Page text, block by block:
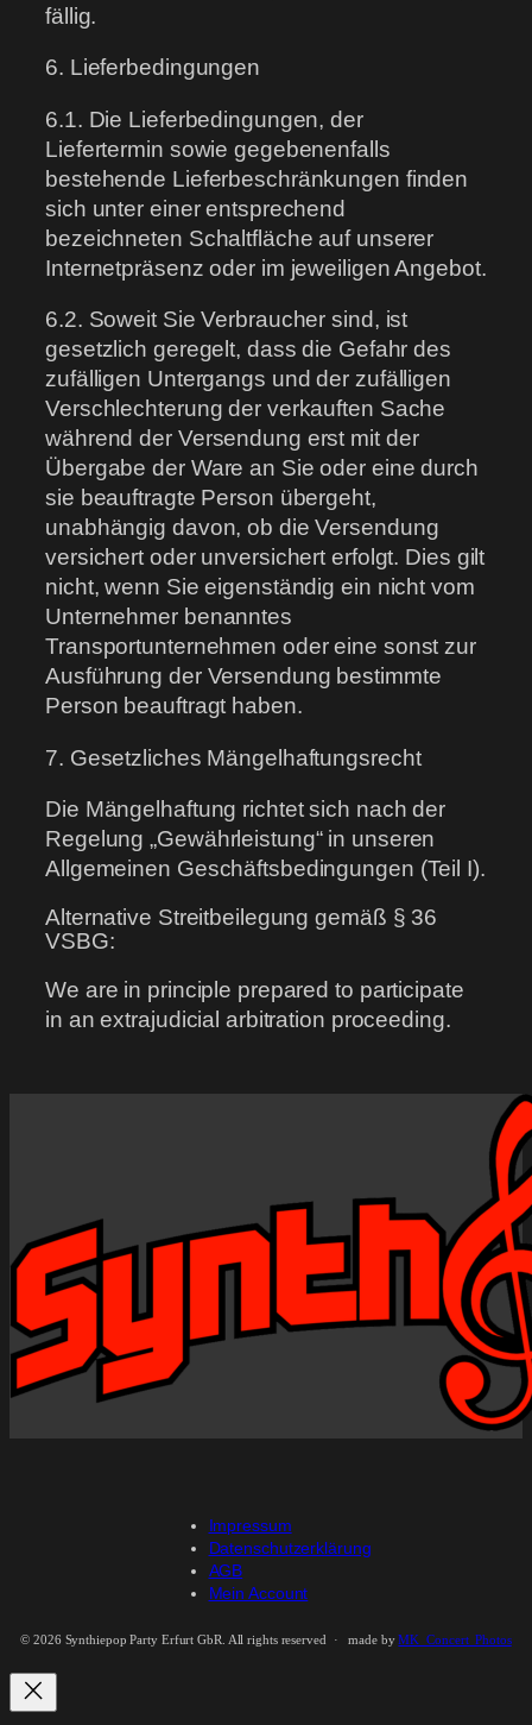
fällig.
6. Lieferbedingungen
6.1. Die Lieferbedingungen, der
Liefertermin sowie gegebenenfalls
bestehende Lieferbeschränkungen finden
sich unter einer entsprechend
bezeichneten Schaltfläche auf unserer
Internetpräsenz oder im jeweiligen Angebot.
6.2. Soweit Sie Verbraucher sind, ist
gesetzlich geregelt, dass die Gefahr des
zufälligen Untergangs und der zufälligen
Verschlechterung der verkauften Sache
während der Versendung erst mit der
Übergabe der Ware an Sie oder eine durch
sie beauftragte Person übergeht,
unabhängig davon, ob die Versendung
versichert oder unversichert erfolgt. Dies gilt
nicht, wenn Sie eigenständig ein nicht vom
Unternehmer benanntes
Transportunternehmen oder eine sonst zur
Ausführung der Versendung bestimmte
Person beauftragt haben.
7. Gesetzliches Mängelhaftungsrecht
Die Mängelhaftung richtet sich nach der
Regelung „Gewährleistung“ in unseren
Allgemeinen Geschäftsbedingungen (Teil I).
Alternative Streitbeilegung gemäß § 36
VSBG:
We are in principle prepared to participate
in an extrajudicial arbitration proceeding.
Impressum
Datenschutzerklärung
AGB
Mein Account
©2026 Synthiepop Party Erfurt GbR. All rights reserved · made byMK_Concert_Photos